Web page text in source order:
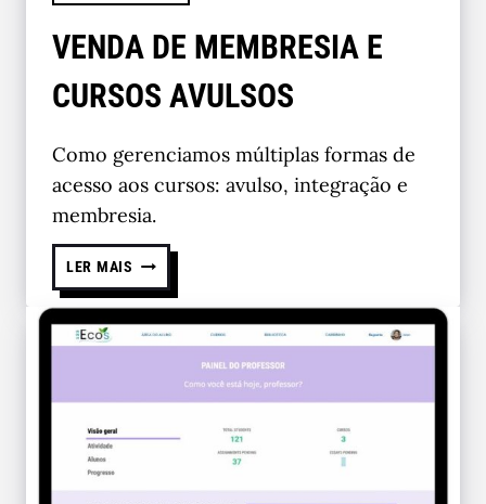
VENDA DE MEMBRESIA E
CURSOS AVULSOS
Como gerenciamos múltiplas formas de
acesso aos cursos: avulso, integração e
membresia.
LER MAIS